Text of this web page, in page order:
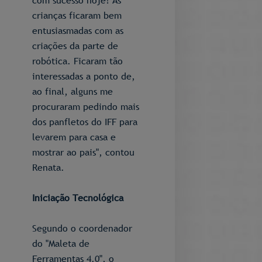
crianças ficaram bem
entusiasmadas com as
criações da parte de
robótica. Ficaram tão
interessadas a ponto de,
ao final, alguns me
procuraram pedindo mais
dos panfletos do IFF para
levarem para casa e
mostrar ao pais", contou
Renata.
Iniciação Tecnológica
Segundo o coordenador
do "Maleta de
Ferramentas 4.0", o